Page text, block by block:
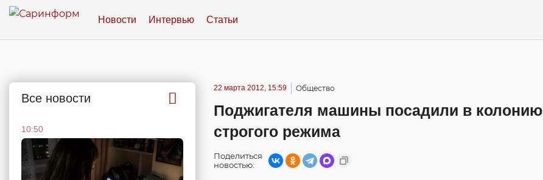
Новости Интервью Статьи
Все новости
10:50
22 марта 2012, 15:59 Общество
Поджигателя машины посадили в колонию
строгого режима
Поделиться
новостью: